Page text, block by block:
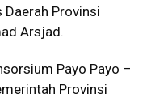
Daerah Provinsi
Arsjad.
Payo Payo –
Provinsi